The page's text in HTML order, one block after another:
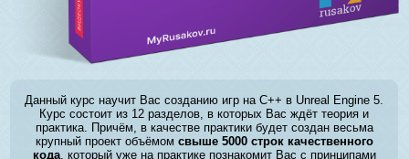
Данный курс научит Вас созданию игр на C++ в Unreal Engine 5.
Курс состоит из 12 разделов, в которых Вас ждёт теория и
практика. Причём, в качестве практики будет создан весьма
крупный проект объёмом свыше 5000 строк качественного
кода, который уже на практике познакомит Вас с принципами